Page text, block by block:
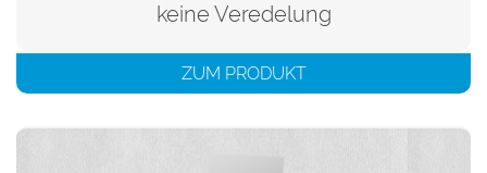
keine Veredelung
ZUM PRODUKT